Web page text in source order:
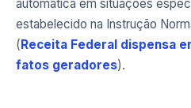
automática em situações
estabelecido na Instrução
(Receita Federal dispensa
fatos geradores).